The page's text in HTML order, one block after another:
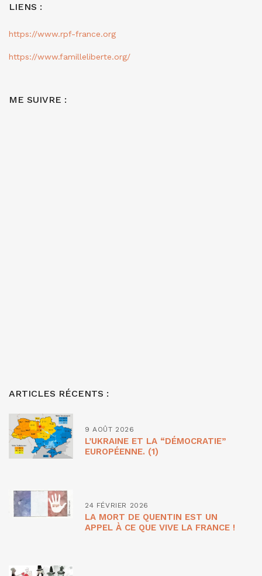
LIENS :
https://www.rpf-france.org
https://www.familleliberte.org/
ME SUIVRE :
ARTICLES RÉCENTS :
9 AOÛT 2026
L’UKRAINE ET LA “DÉMOCRATIE”
EUROPÉENNE. (1)
24 FÉVRIER 2026
LA MORT DE QUENTIN EST UN
APPEL À CE QUE VIVE LA FRANCE !